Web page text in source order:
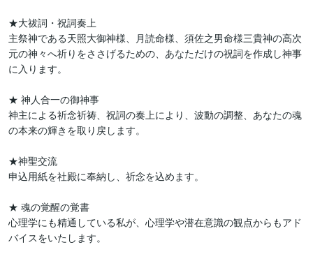
★大祓詞・祝詞奏上
主祭神である天照大御神様、月読命様、須佐之男命様三貴神の高次
元の神々へ祈りをささげるための、あなただけの祝詞を作成し神事
に入ります。
★ 神人合一の御神事
神主による祈念祈祷、祝詞の奏上により、波動の調整、あなたの魂
の本来の輝きを取り戻します。
★神聖交流
申込用紙を社殿に奉納し、祈念を込めます。
★ 魂の覚醒の覚書
心理学にも精通している私が、心理学や潜在意識の観点からもアド
バイスをいたします。